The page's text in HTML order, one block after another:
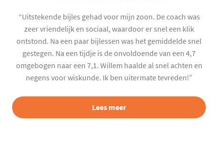
“Uitstekende bijles gehad voor mijn zoon. De coach was
zeer vriendelijk en sociaal, waardoor er snel een klik
ontstond. Na een paar bijlessen was het gemiddelde snel
gestegen. Na een tijdje is de onvoldoende van een 4,7
omgebogen naar een 7,1. Willem haalde al snel achten en
negens voor wiskunde. Ik ben uitermate tevreden!”
Lees meer